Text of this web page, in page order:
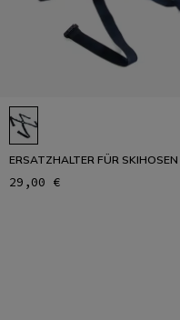
ERSATZHALTER FÜR SKIHOSEN
29,00 €